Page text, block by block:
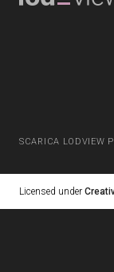
SCARICA LODVIEW
Licensed under